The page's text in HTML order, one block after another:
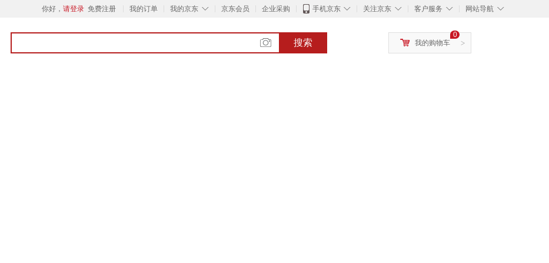
你好， 请登录 免费注册 我的订单 ◇
我的京东 京东会员 企业采购 ◇
手机京东 ◇
关注京东 ◇
客户服务 ◇
网站导航
搜索 >
0
我的购物车